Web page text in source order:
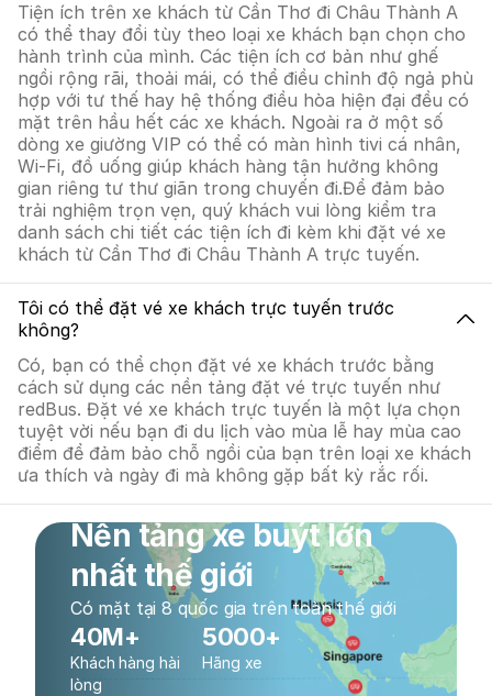
Tiện ích trên xe khách từ Cần Thơ đi Châu Thành A
có thể thay đổi tùy theo loại xe khách bạn chọn cho
hành trình của mình. Các tiện ích cơ bản như ghế
ngồi rộng rãi, thoải mái, có thể điều chỉnh độ ngả phù
hợp với tư thế hay hệ thống điều hòa hiện đại đều có
mặt trên hầu hết các xe khách. Ngoài ra ở một số
dòng xe giường VIP có thể có màn hình tivi cá nhân,
Wi-Fi, đồ uống giúp khách hàng tận hưởng không
gian riêng tư thư giãn trong chuyến đi.Để đảm bảo
trải nghiệm trọn vẹn, quý khách vui lòng kiểm tra
danh sách chi tiết các tiện ích đi kèm khi đặt vé xe
khách từ Cần Thơ đi Châu Thành A trực tuyến.
Tôi có thể đặt vé xe khách trực tuyến trước
không?
Có, bạn có thể chọn đặt vé xe khách trước bằng
cách sử dụng các nền tảng đặt vé trực tuyến như
redBus. Đặt vé xe khách trực tuyến là một lựa chọn
tuyệt vời nếu bạn đi du lịch vào mùa lễ hay mùa cao
điểm để đảm bảo chỗ ngồi của bạn trên loại xe khách
ưa thích và ngày đi mà không gặp bất kỳ rắc rối.
Nền tảng xe buýt lớn
nhất thế giới
Có mặt tại 8 quốc gia trên toàn thế giới
40M+
Khách hàng hài
lòng
5000+
Hãng xe